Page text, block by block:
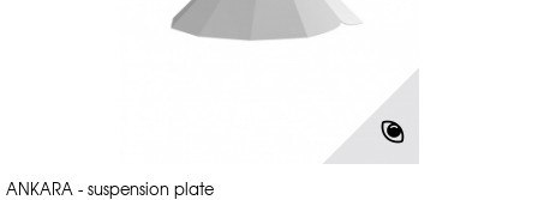
ANKARA - suspension plate